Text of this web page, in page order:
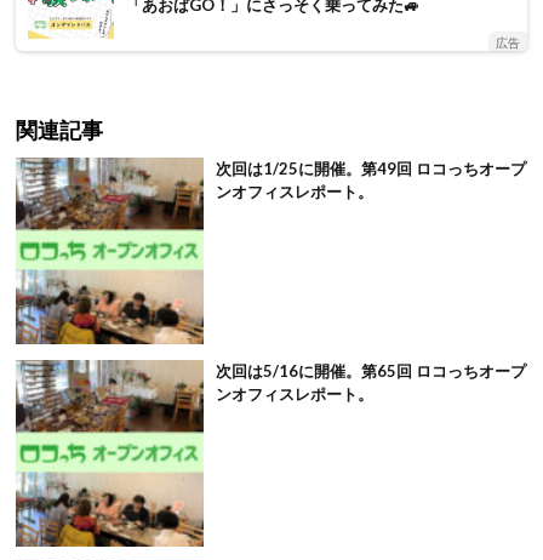
「あおばGO！」にさっそく乗ってみた🚙
広告
関連記事
次回は1/25に開催。第49回 ロコっちオープ
ンオフィスレポート。
次回は5/16に開催。第65回 ロコっちオープ
ンオフィスレポート。